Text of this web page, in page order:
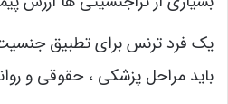
یک فرد ترنس برای تطبیق جنسیت
باید مراحل پزشکی ، حقوقی و